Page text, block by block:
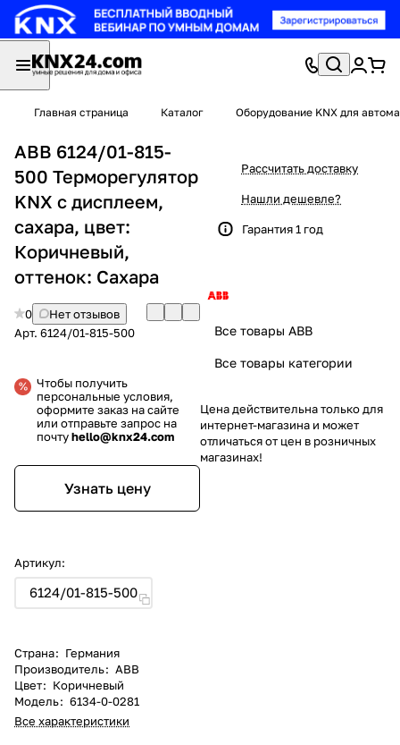
Главная страница Каталог Оборудование KNX для
ABB 6124/01-815-
500 Терморегулятор
KNX с дисплеем,
сахара, цвет:
Коричневый,
оттенок: Сахара
0
Нет отзывов
Арт. 6124/01-815-500
Чтобы получить
персональные условия,
оформите заказ на сайте
или отправьте запрос на
почтуhello@knx24.com
Узнать цену
Артикул:
6124/01-815-500
Страна: Германия
Производитель: ABB
Цвет: Коричневый
Модель: 6134-0-0281
Все характеристики
Рассчитать доставку
Нашли дешевле?
Гарантия 1 год
Все товары ABB
Все товары категории
Цена действительна только для
интернет-магазина и может
отличаться от цен в розничных
магазинах!